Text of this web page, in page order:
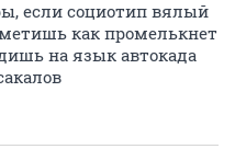
если социотип вялый
как промелькнет
на язык автокада